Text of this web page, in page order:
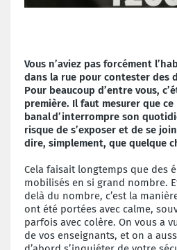
Vous n’aviez pas forcément
dans la rue pour contester des
Pour beaucoup d’entre vous,
première. Il faut mesurer que ce
banal d’interrompre son
risque de s’exposer et de se
dire, simplement, que quelque
Cela faisait longtemps que des
mobilisés en si grand nombre.
delà du nombre, c’est la
ont été portées avec calme,
parfois avec colère. On vous a
de vos enseignants, et on a